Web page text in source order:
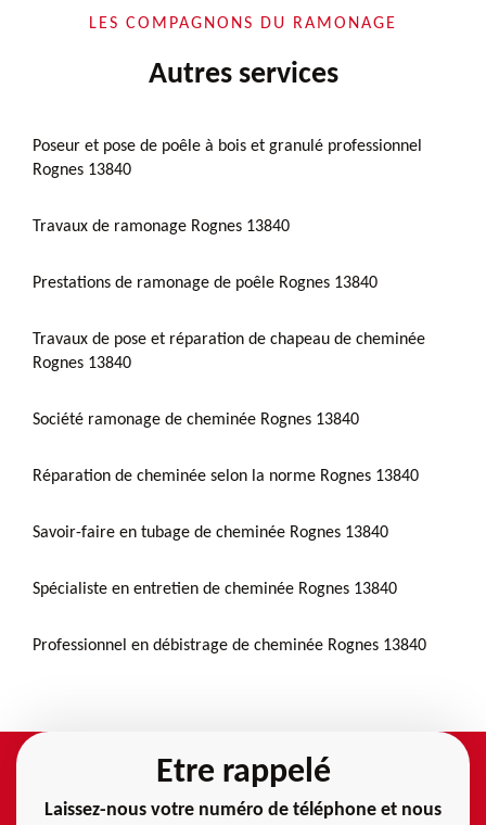
LES COMPAGNONS DU RAMONAGE
Autres services
Poseur et pose de poêle à bois et granulé professionnel
Rognes 13840
Travaux de ramonage Rognes 13840
Prestations de ramonage de poêle Rognes 13840
Travaux de pose et réparation de chapeau de cheminée
Rognes 13840
Société ramonage de cheminée Rognes 13840
Réparation de cheminée selon la norme Rognes 13840
Savoir-faire en tubage de cheminée Rognes 13840
Spécialiste en entretien de cheminée Rognes 13840
Professionnel en débistrage de cheminée Rognes 13840
Etre rappelé
Laissez-nous votre numéro de téléphone et nous